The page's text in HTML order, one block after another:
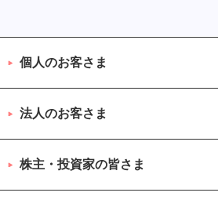
個人のお客さま
法人のお客さま
株主・投資家の皆さま